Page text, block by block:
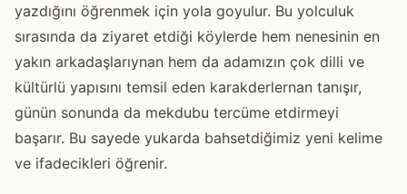
yazdığını öğrenmek için yola goyulur. Bu yolculuk
sırasında da ziyaret etdiği köylerde hem nenesinin en
yakın arkadaşlarıynan hem da adamızın çok dilli ve
kültürlü yapısını temsil eden karakderlernan tanışır,
günün sonunda da mekdubu tercüme etdirmeyi
başarır. Bu sayede yukarda bahsetdiğimiz yeni kelime
ve ifadecikleri öğrenir.